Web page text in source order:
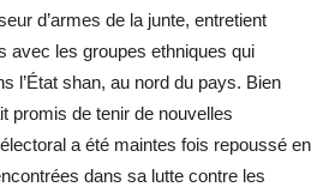
d’armes de la junte, entretient
avec les groupes ethniques qui
l’État shan, au nord du pays. Bien
promis de tenir de nouvelles
a été maintes fois repoussé en
dans sa lutte contre les